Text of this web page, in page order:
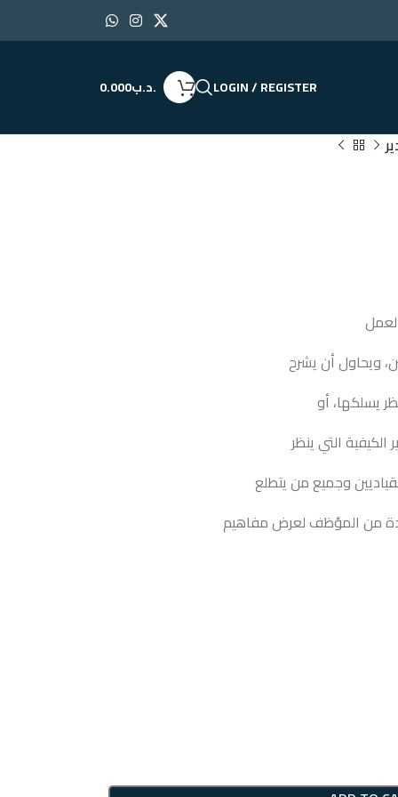
LOGIN / REGISTER .د.ب0.000
ويحاول أن يشرح
يسلكها، أو
التي ينظر
وجميع من يتطلع
من المؤظف لعرض مفاهيم